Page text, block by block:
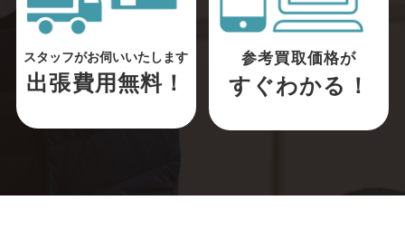
スタッフがお伺いいたします
出張費用無料！
参考買取価格が
すぐわかる！